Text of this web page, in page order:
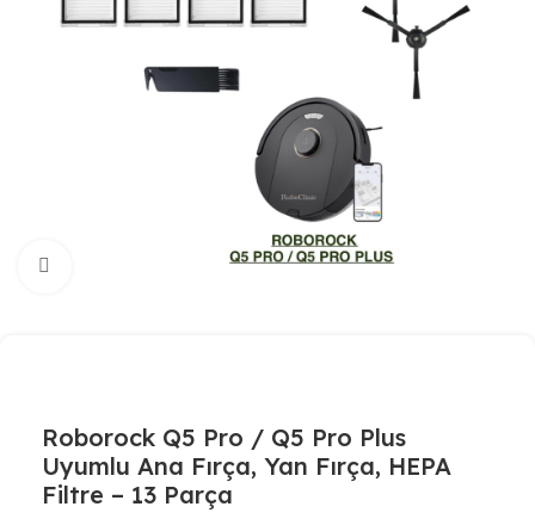
Büyütmek için tıklayın
Roborock Q5 Pro / Q5 Pro Plus
Uyumlu Ana Fırça, Yan Fırça, HEPA
Filtre – 13 Parça